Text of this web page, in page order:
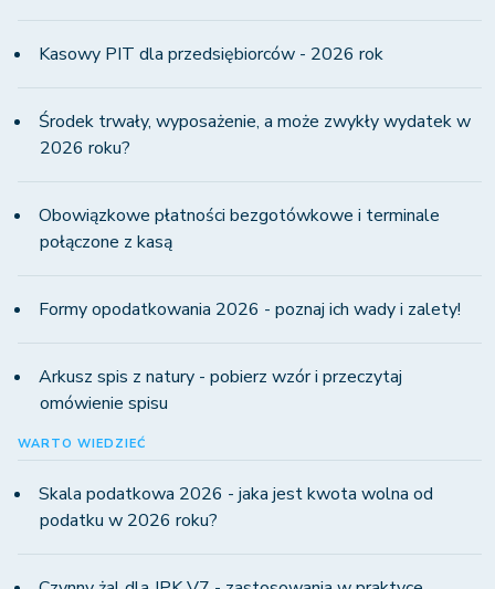
Kasowy PIT dla przedsiębiorców - 2026 rok
Środek trwały, wyposażenie, a może zwykły wydatek w
2026 roku?
Obowiązkowe płatności bezgotówkowe i terminale
połączone z kasą
Formy opodatkowania 2026 - poznaj ich wady i zalety!
Arkusz spis z natury - pobierz wzór i przeczytaj
omówienie spisu
WARTO WIEDZIEĆ
Skala podatkowa 2026 - jaka jest kwota wolna od
podatku w 2026 roku?